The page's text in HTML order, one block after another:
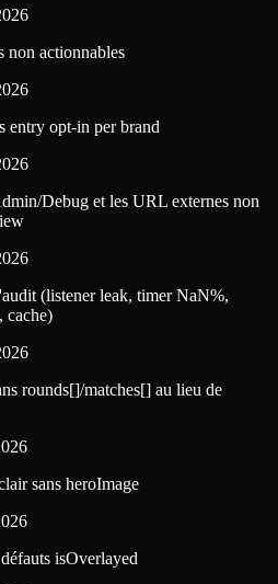
non actionnables
entry opt-in per brand
Debug et les URL externes non
(listener leak, timer NaN%,
cache)
rounds[]/matches[] au lieu de
sans heroImage
isOverlayed